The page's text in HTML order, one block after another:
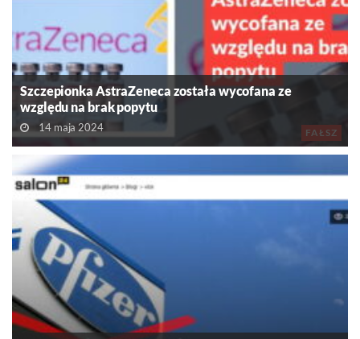
FAŁSZ
Szczepionka AstraZeneca została wycofana ze
względu na brak popytu
14 maja 2024